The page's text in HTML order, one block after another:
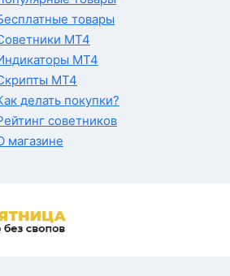
товары
MT4
MT4
MT4
делать покупки?
советников
магазине